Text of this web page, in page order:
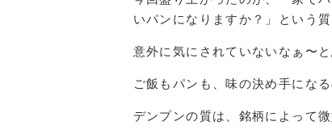
いパンになりますか？」という質
意外に気にされていないなぁ〜
ご飯もパンも、味の決め手にな
デンプンの質は、銘柄によって微